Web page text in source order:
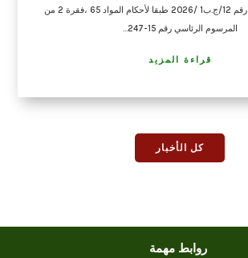
بإقامة بن بولعيد 01 رقم 12/ج.ب1 /2026 طبقا لأحكام المواد 65 ،فقرة 2 من
المرسوم الرئاسي رقم 15-247...
قراءة المزيد
كل الأخبار
روابط مهمة